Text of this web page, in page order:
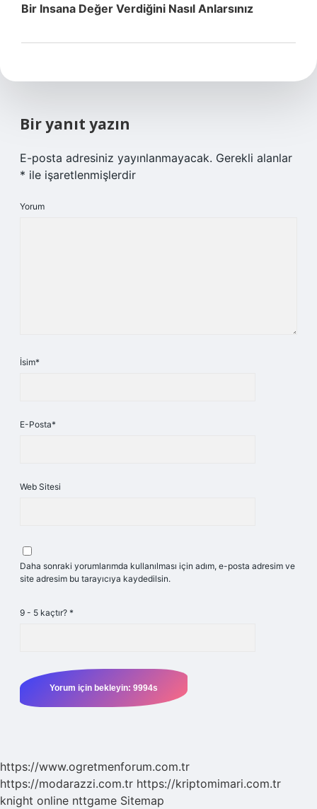
Bir Insana Değer Verdiğini Nasıl Anlarsınız
Bir yanıt yazın
E-posta adresiniz yayınlanmayacak. Gerekli alanlar
* ile işaretlenmişlerdir
Yorum
İsim*
E-Posta*
Web Sitesi
Daha sonraki yorumlarımda kullanılması için adım, e-posta adresim ve
site adresim bu tarayıcıya kaydedilsin.
9 - 5 kaçtır? *
https://www.ogretmenforum.com.tr
https://modarazzi.com.tr https://kriptomimari.com.tr
knight online nttgame Sitemap